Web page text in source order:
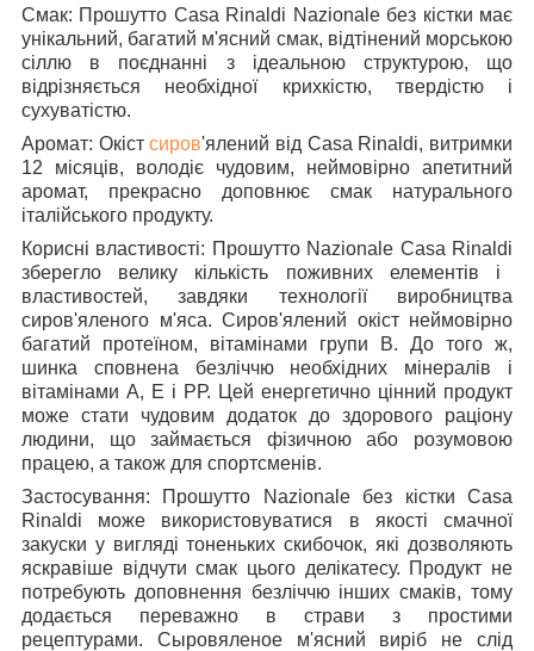
Смак: Прошутто Casa Rinaldi Nazionale без кістки має
унікальний, багатий м'ясний смак, відтінений морською
сіллю в поєднанні з ідеальною структурою, що
відрізняється необхідної крихкістю, твердістю і
сухуватістю.
Аромат: Окістсиров'ялений від Casa Rinaldi, витримки
12 місяців, володіє чудовим, неймовірно апетитний
аромат, прекрасно доповнює смак натурального
італійського продукту.
Корисні властивості: Прошутто Nazionale Casa Rinaldi
зберегло велику кількість поживних елементів і
властивостей, завдяки технології виробництва
сиров'яленого м'яса. Сиров'ялений окіст неймовірно
багатий протеїном, вітамінами групи В. До того ж,
шинка сповнена безліччю необхідних мінералів і
вітамінами А, Е і РР. Цей енергетично цінний продукт
може стати чудовим додаток до здорового раціону
людини, що займається фізичною або розумовою
працею, а також для спортсменів.
Застосування: Прошутто Nazionale без кістки Casa
Rinaldi може використовуватися в якості смачної
закуски у вигляді тоненьких скибочок, які дозволяють
яскравіше відчути смак цього делікатесу. Продукт не
потребують доповнення безліччю інших смаків, тому
додається переважно в страви з простими
рецептурами. Сыровяленое м'ясний виріб не слід